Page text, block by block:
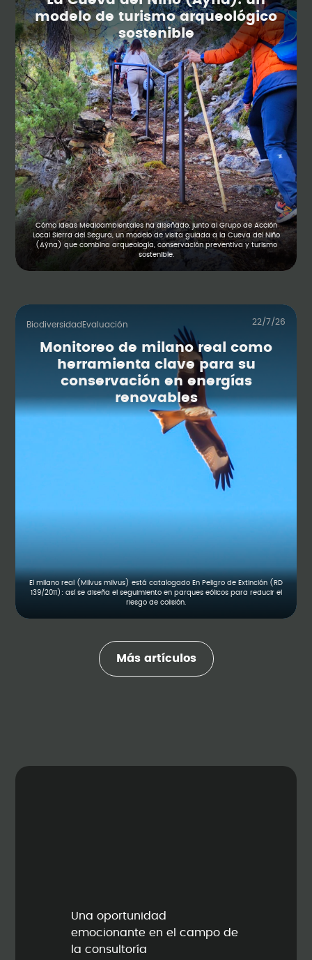
modelo de turismo arqueológico
sostenible
Cómo Ideas Medioambientales ha diseñado, junto al Grupo de Acción
Local Sierra del Segura, un modelo de visita guiada a la Cueva del Niño
(Aýna) que combina arqueología, conservación preventiva y turismo
sostenible.
Biodiversidad Evaluación 22/7/26
Monitoreo de milano real como
herramienta clave para su
conservación en energías
renovables
El milano real (Milvus milvus) está catalogado En Peligro de Extinción (RD
139/2011): así se diseña el seguimiento en parques eólicos para reducir el
riesgo de colisión.
Más artículos
Una oportunidad
emocionante en el campo de
la consultoría